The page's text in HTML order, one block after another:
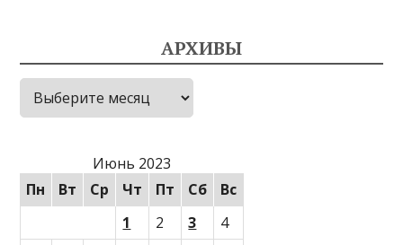
АРХИВЫ
Архивы
Июнь 2023
Пн
Вт Ср Чт Пт Сб
Вс
1
2 3
4